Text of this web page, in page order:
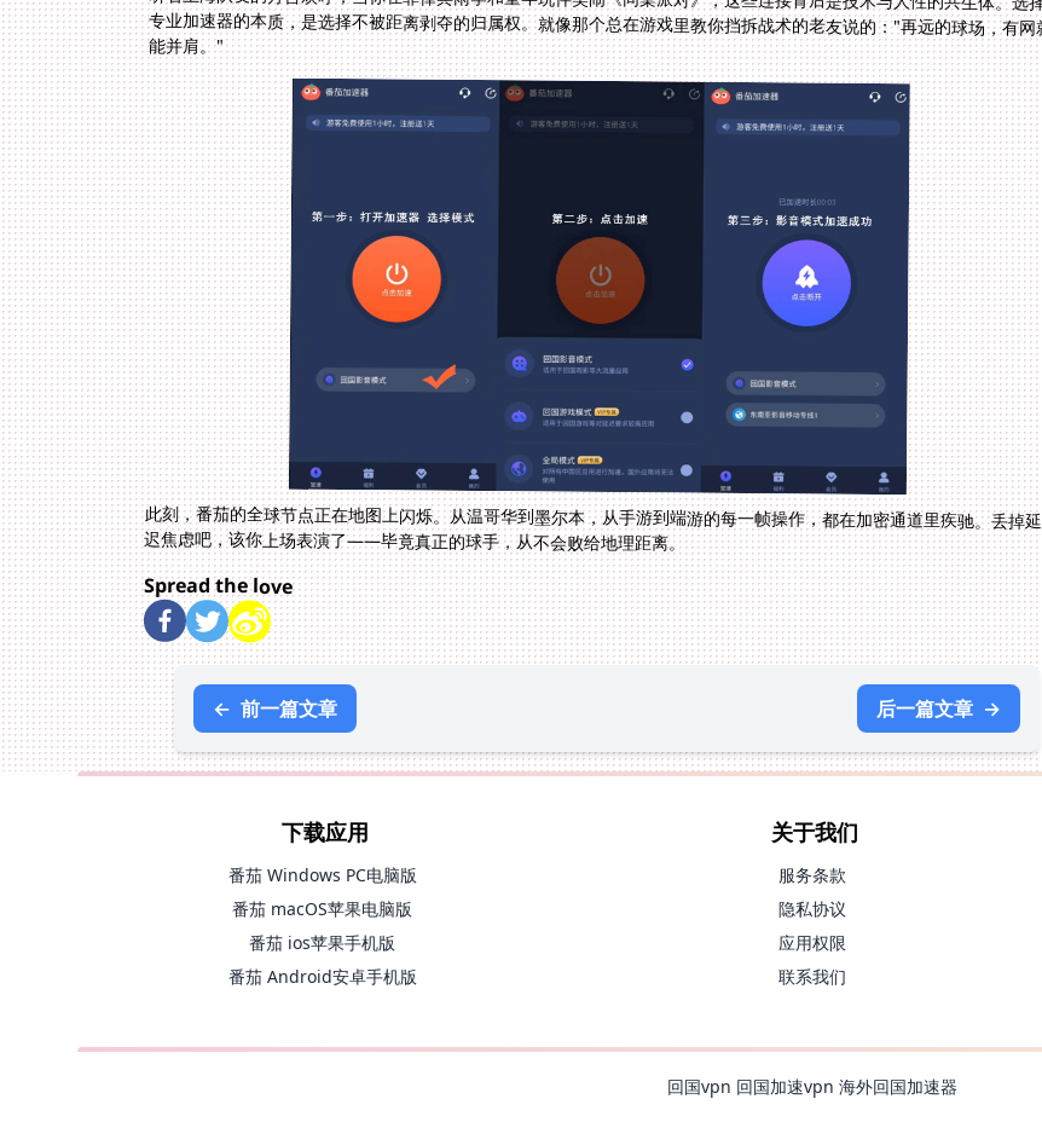
能并肩。"
此刻，番茄的全球节点正在地图上闪烁。从温哥华到墨尔本，从手游到端游的每一帧操作，都在加密通道里疾驰。丢掉延
迟焦虑吧，该你上场表演了——毕竟真正的球手，从不会败给地理距离。
Spread the love
← 前一篇文章 后一篇文章 →
下载应用
番茄 Windows PC电脑版
番茄 macOS苹果电脑版
番茄 ios苹果手机版
番茄 Android安卓手机版
关于我们
服务条款
隐私协议
应用权限
联系我们
回国vpn 回国加速vpn 海外回国加速器